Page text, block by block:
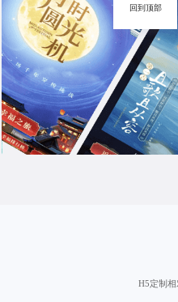
H5定制
回到顶部
回到顶部